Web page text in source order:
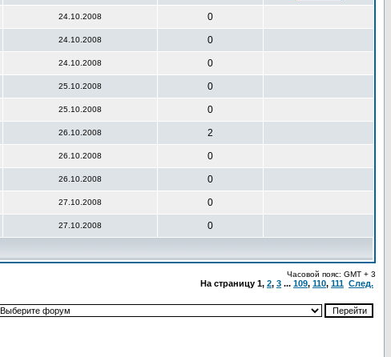
24.10.2008 0
24.10.2008 0
24.10.2008 0
25.10.2008 0
25.10.2008 0
26.10.2008 2
26.10.2008 0
26.10.2008 0
27.10.2008 0
27.10.2008 0
Часовой пояс: GMT + 3
На страницу 1, 2, 3 ... 109, 110, 111 След.